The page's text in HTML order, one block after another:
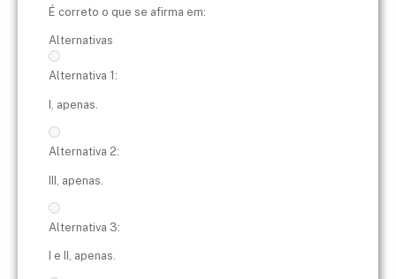
É correto o que se afirma em:
Alternativas
Alternativa 1:
I, apenas.
Alternativa 2:
III, apenas.
Alternativa 3:
I e II, apenas.